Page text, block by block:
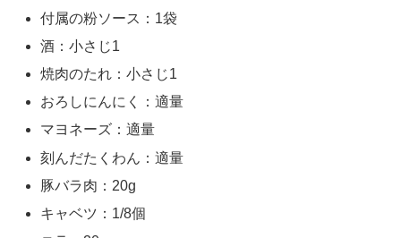
付属の粉ソース：1袋
酒：小さじ1
焼肉のたれ：小さじ1
おろしにんにく：適量
マヨネーズ：適量
刻んだたくわん：適量
豚バラ肉：20g
キャベツ：1/8個